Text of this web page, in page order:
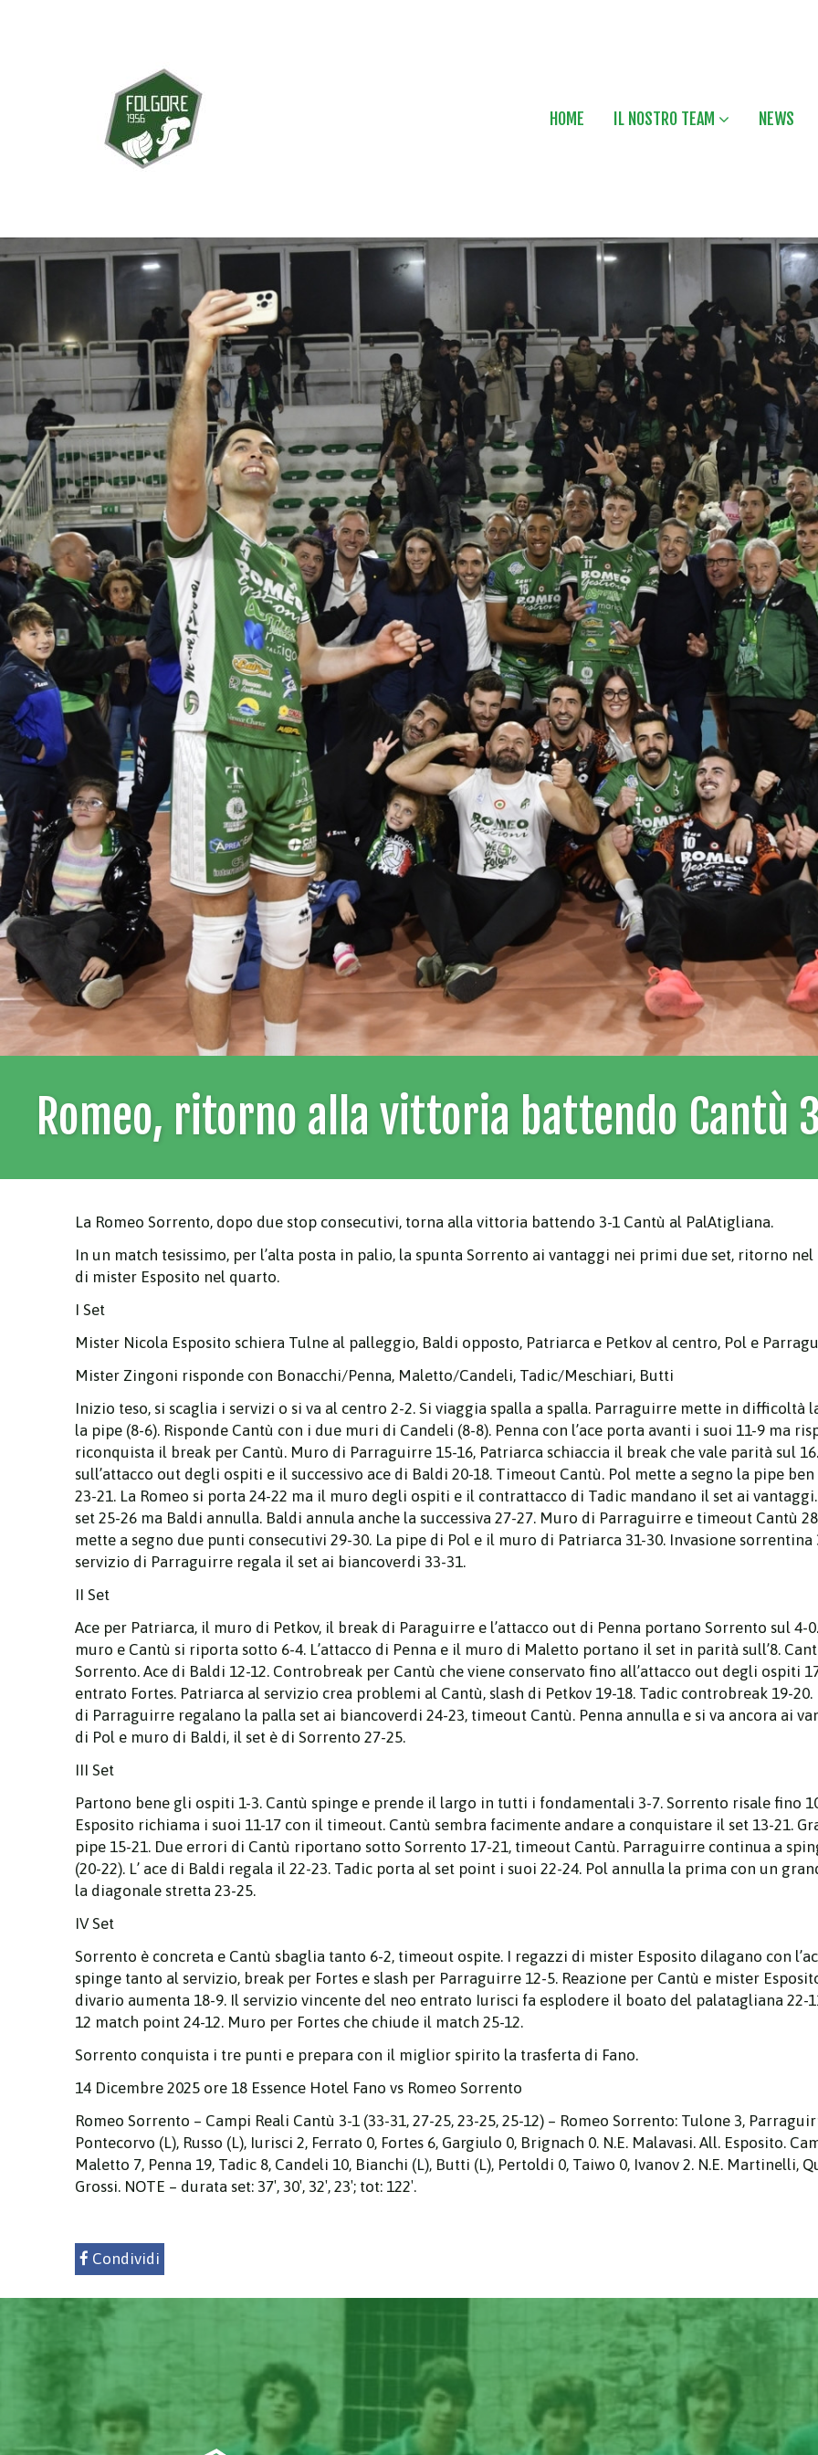
HOME IL NOSTRO TEAM NEWS
Romeo, ritorno alla vittoria battendo Cantù
La Romeo Sorrento, dopo due stop consecutivi, torna alla vittoria battendo 3-1 Cantù al PalAtigliana.
In un match tesissimo, per l’alta posta in palio, la spunta Sorrento ai vantaggi nei primi due set, ritorno
di mister Esposito nel quarto.
I Set
Mister Nicola Esposito schiera Tulne al palleggio, Baldi opposto, Patriarca e Petkov al centro, Pol e
Mister Zingoni risponde con Bonacchi/Penna, Maletto/Candeli, Tadic/Meschiari, Butti
Inizio teso, si scaglia i servizi o si va al centro 2-2. Si viaggia spalla a spalla. Parraguirre mette in
la pipe (8-6). Risponde Cantù con i due muri di Candeli (8-8). Penna con l’ace porta avanti i suoi 11-9 ma
riconquista il break per Cantù. Muro di Parraguirre 15-16, Patriarca schiaccia il break che vale parità sul
sull’attacco out degli ospiti e il successivo ace di Baldi 20-18. Timeout Cantù. Pol mette a segno la pipe
23-21. La Romeo si porta 24-22 ma il muro degli ospiti e il contrattacco di Tadic mandano il set ai
set 25-26 ma Baldi annulla. Baldi annula anche la successiva 27-27. Muro di Parraguirre e timeout Cantù
mette a segno due punti consecutivi 29-30. La pipe di Pol e il muro di Patriarca 31-30. Invasione
servizio di Parraguirre regala il set ai biancoverdi 33-31.
II Set
Ace per Patriarca, il muro di Petkov, il break di Paraguirre e l’attacco out di Penna portano Sorrento sul
muro e Cantù si riporta sotto 6-4. L’attacco di Penna e il muro di Maletto portano il set in parità sull’8.
Sorrento. Ace di Baldi 12-12. Controbreak per Cantù che viene conservato fino all’attacco out degli ospiti
entrato Fortes. Patriarca al servizio crea problemi al Cantù, slash di Petkov 19-18. Tadic controbreak 19-
di Parraguirre regalano la palla set ai biancoverdi 24-23, timeout Cantù. Penna annulla e si va ancora ai
di Pol e muro di Baldi, il set è di Sorrento 27-25.
III Set
Partono bene gli ospiti 1-3. Cantù spinge e prende il largo in tutti i fondamentali 3-7. Sorrento risale fino
Esposito richiama i suoi 11-17 con il timeout. Cantù sembra facimente andare a conquistare il set 13-21.
pipe 15-21. Due errori di Cantù riportano sotto Sorrento 17-21, timeout Cantù. Parraguirre continua a
(20-22). L’ ace di Baldi regala il 22-23. Tadic porta al set point i suoi 22-24. Pol annulla la prima con un
la diagonale stretta 23-25.
IV Set
Sorrento è concreta e Cantù sbaglia tanto 6-2, timeout ospite. I regazzi di mister Esposito dilagano con
spinge tanto al servizio, break per Fortes e slash per Parraguirre 12-5. Reazione per Cantù e mister
divario aumenta 18-9. Il servizio vincente del neo entrato Iurisci fa esplodere il boato del palatagliana 22-
12 match point 24-12. Muro per Fortes che chiude il match 25-12.
Sorrento conquista i tre punti e prepara con il miglior spirito la trasferta di Fano.
14 Dicembre 2025 ore 18 Essence Hotel Fano vs Romeo Sorrento
Romeo Sorrento – Campi Reali Cantù 3-1 (33-31, 27-25, 23-25, 25-12) – Romeo Sorrento: Tulone 3,
Pontecorvo (L), Russo (L), Iurisci 2, Ferrato 0, Fortes 6, Gargiulo 0, Brignach 0. N.E. Malavasi. All. Esposito.
Maletto 7, Penna 19, Tadic 8, Candeli 10, Bianchi (L), Butti (L), Pertoldi 0, Taiwo 0, Ivanov 2. N.E. Martinelli,
Grossi. NOTE – durata set: 37′, 30′, 32′, 23′; tot: 122′.
Condividi